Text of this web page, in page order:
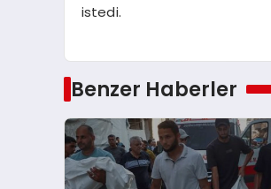
istedi.
Benzer Haberler